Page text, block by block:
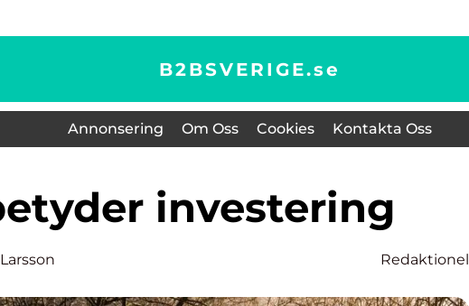
B2BSVERIGE.se
Annonsering Om Oss Cookies Kontakta Oss
investering
Redaktionel